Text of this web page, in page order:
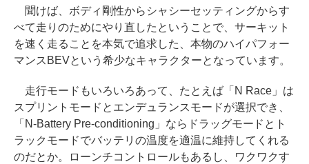
聞けば、ボディ剛性からシャシーセッティングからす
べて走りのためにやり直したということで、サーキット
を速く走ることを本気で追求した、本物のハイパフォー
マンスBEVという希少なキャラクターとなっています。
走行モードもいろいろあって、たとえば「N Race」は
スプリントモードとエンデュランスモードが選択でき、
「N-Battery Pre-conditioning」ならドラッグモードとト
ラックモードでバッテリの温度を適温に維持してくれる
のだとか。ローンチコントロールもあるし、ワクワクす